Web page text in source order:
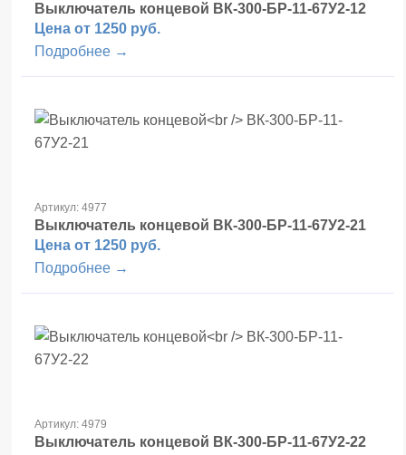
Выключатель концевой ВК-300-БР-11-67У2-12
Цена от 1250 руб.
Подробнее →
Артикул: 4977
Выключатель концевой ВК-300-БР-11-67У2-21
Цена от 1250 руб.
Подробнее →
Артикул: 4979
Выключатель концевой ВК-300-БР-11-67У2-22